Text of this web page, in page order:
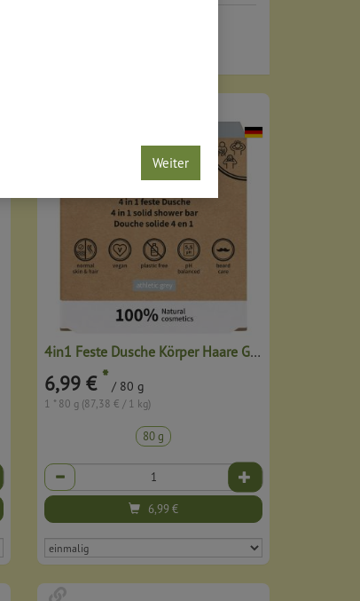
Weiter
4in1 Feste Dusche Körper Haare Gesicht Bart
6,99 €* / 80 g
1 * 80 g (87,38 € / 1 kg)
80 g
Anzahl
6,99€